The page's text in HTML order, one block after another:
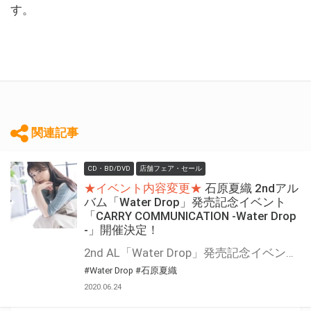
す。
関連記事
CD・BD/DVD 店舗フェア・セール
★イベント内容変更★ 石原夏織 2ndアル
バム「Water Drop」発売記念イベント
「CARRY COMMUNICATION -Water Drop
-」開催決定！
#Water Drop #石原夏織
2020.06.24